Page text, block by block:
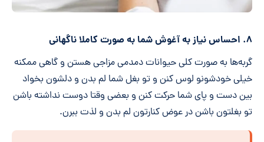
۸. احساس نیاز به آغوش شما به صورت کاملا ناگهانی
گربه‌ها به صورت کلی حیوانات دمدمی مزاجی هستن و گاهی ممکنه
خیلی خودشونو لوس کنن و تو بغل شما لم بدن و دلشون بخواد
بین دست و پای شما حرکت کنن و بعضی وقتا دوست نداشته باشن
تو بغلتون باشن در عوض کنارتون لم بدن و لذت ببرن.